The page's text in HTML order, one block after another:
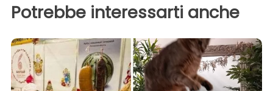
Potrebbe interessarti anche